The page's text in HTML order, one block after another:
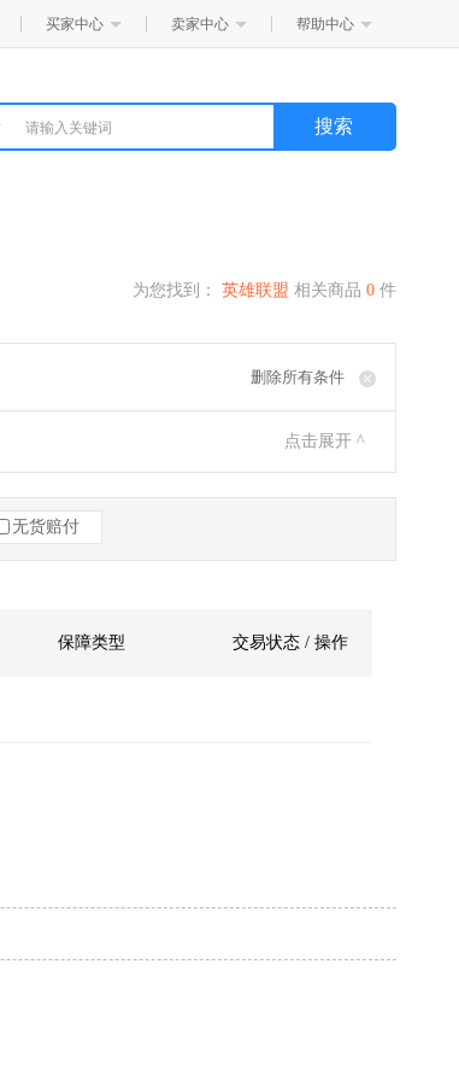
买家中心 卖家中心 帮助中心
搜索
为您找到： 英雄联盟 相关商品 0 件
删除所有条件
点击展开 ^
无货赔付
交易状态 / 操作
保障类型